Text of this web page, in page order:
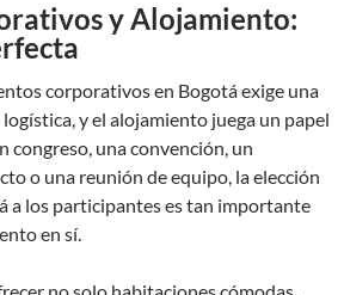
y Alojamiento:
corporativos en Bogotá exige una
y el alojamiento juega un papel
congreso, una convención, un
o una reunión de equipo, la elección
a los participantes es tan importante
en sí.